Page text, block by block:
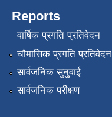
Reports
वार्षिक प्रगति प्रतिवेदन
चौमासिक प्रगति प्रतिवेदन
सार्वजनिक सुनुवाई
सार्वजनिक परीक्षण